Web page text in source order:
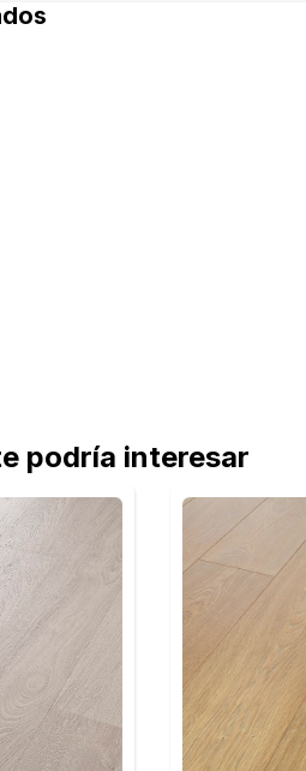
podría interesar